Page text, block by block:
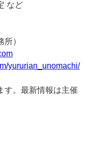
など
）
yururian_unomachi/
す。最新情報は主催